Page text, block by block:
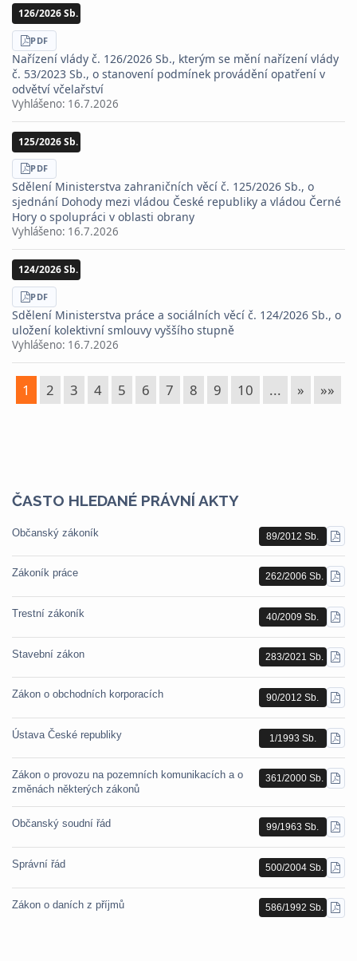
126/2026 Sb.
STÁHNOUT
PDF
Nařízení vlády č. 126/2026 Sb., kterým se mění nařízení vlády
č. 53/2023 Sb., o stanovení podmínek provádění opatření v
odvětví včelařství
Vyhlášeno: 16.7.2026
125/2026 Sb.
STÁHNOUT
PDF
Sdělení Ministerstva zahraničních věcí č. 125/2026 Sb., o
sjednání Dohody mezi vládou České republiky a vládou Černé
Hory o spolupráci v oblasti obrany
Vyhlášeno: 16.7.2026
124/2026 Sb.
STÁHNOUT
PDF
Sdělení Ministerstva práce a sociálních věcí č. 124/2026 Sb., o
uložení kolektivní smlouvy vyššího stupně
Vyhlášeno: 16.7.2026
1 2 3 4 5 6 7 8 9 10 ... » »»
ČASTO HLEDANÉ PRÁVNÍ AKTY
Občanský zákoník 89/2012 Sb.
PDF
Zákoník práce 262/2006 Sb.
PDF
Trestní zákoník 40/2009 Sb.
PDF
Stavební zákon 283/2021 Sb.
PDF
Zákon o obchodních korporacích 90/2012 Sb.
PDF
Ústava České republiky 1/1993 Sb.
PDF
Zákon o provozu na pozemních komunikacích a o
změnách některých zákonů
361/2000 Sb.
PDF
Občanský soudní řád 99/1963 Sb.
PDF
Správní řád 500/2004 Sb.
PDF
Zákon o daních z příjmů 586/1992 Sb.
PDF